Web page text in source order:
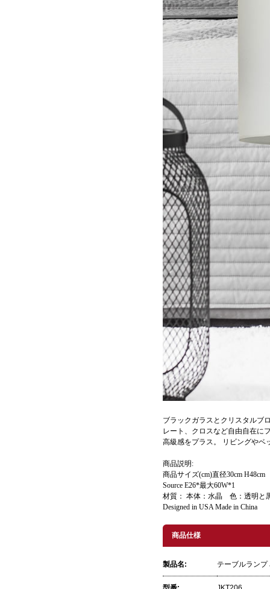
ブラックガラスとクリスタルブ
レート、クロスなど自由自在に
高級感をプラス。 リビングやベ
商品説明:
商品サイズ(cm)直径30cm
Source E26*最大60W*1
材質： 本体：水晶 色：透明と
Designed in USA Made in China
商品仕様
製品名: テーブルラン